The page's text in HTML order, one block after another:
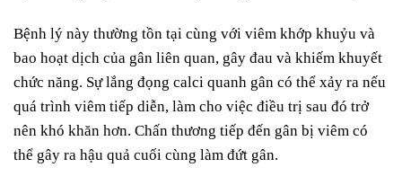
Bệnh lý này thường tồn tại cùng với viêm khớp khuỷu và
bao hoạt dịch của gân liên quan, gây đau và khiếm khuyết
chức năng. Sự lắng đọng calci quanh gân có thể xảy ra nếu
quá trình viêm tiếp diễn, làm cho việc điều trị sau đó trở
nên khó khăn hơn. Chấn thương tiếp đến gân bị viêm có
thể gây ra hậu quả cuối cùng làm đứt gân.